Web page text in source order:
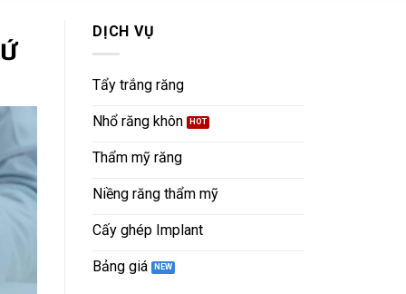
DỊCH VỤ
Tẩy trắng răng
Nhổ răng khôn
Thẩm mỹ răng
Niềng răng thẩm mỹ
Cấy ghép Implant
Bảng giá